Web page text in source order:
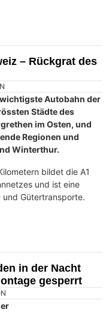
– Rückgrat des
Autobahn der
Städte des
im Osten, und
Regionen und
Winterthur.
bildet die A1
und ist eine
und Gütertransporte.
in der Nacht
gesperrt